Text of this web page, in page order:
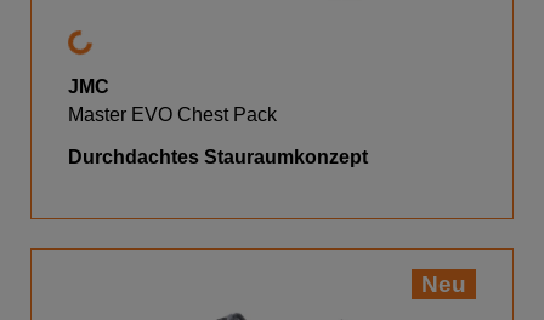
JMC
Master EVO Chest Pack
Durchdachtes Stauraumkonzept
Neu